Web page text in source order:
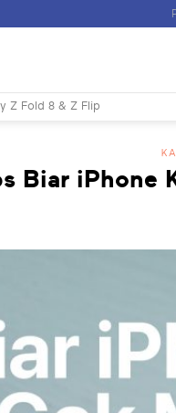
Z Fold 8 & Z Flip
Biar iPhone